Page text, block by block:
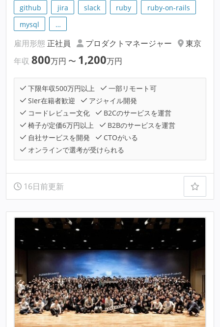
github jira slack ruby
ruby-on-rails
mysql
…
雇用形態 正社員 プロダクトマネージャー
東京
年収 800万円 〜 1,200万円
下限年収500万円以上
一部リモート可
SIer在籍者歓迎
アジャイル開発
コードレビュー文化
B2Cのサービスを運営
椅子が定価6万円以上
B2Bのサービスを運営
自社サービスを開発
CTOがいる
オンラインで選考が受けられる
16日前更新